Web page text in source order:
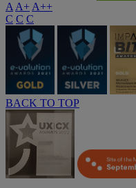
AA+A++
C C C
BACK TO TOP